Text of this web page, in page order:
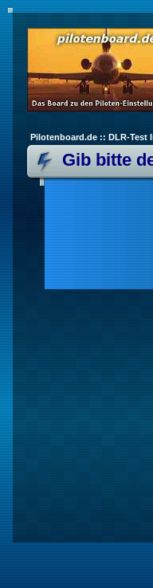
Pilotenboard.de :: DLR-Test
Gib bitte